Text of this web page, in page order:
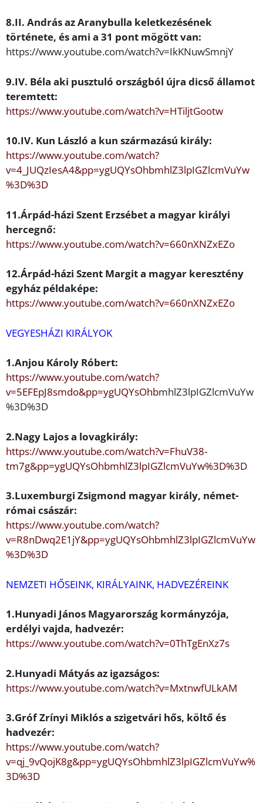
8.II. Andrásaz Aranybulla keletkezésének
története, és ami a 31 pont mögött van:
https://www.youtube.com/watch?v=IkKNuwSmnjY
9.IV. Béla aki pusztuló országból újra dicső államot
teremtett:
https://www.youtube.com/watch?v=HTiljtGootw
10.IV. Kun László a kun származású király:
https://www.youtube.com/watch?
v=4_JUQzIesA4&pp=ygUQYsOhbmhlZ3lpIGZlcmVuYw
%3D%3D
11.Árpád-házi Szent Erzsébeta magyar királyi
hercegnő:
https://www.youtube.com/watch?v=660nXNZxEZo
12.Árpád-házi Szent Margita magyar keresztény
egyház példaképe:
https://www.youtube.com/watch?v=660nXNZxEZo
VEGYESHÁZI KIRÁLYOK
1.Anjou Károly Róbert:
https://www.youtube.com/watch?
v=5EFEpJ8smdo&pp=ygUQYsOhbmhlZ3lpIGZlcmVuYw
%3D%3D
2.Nagy Lajosa lovagkirály:
https://www.youtube.com/watch?v=FhuV38-
tm7g&pp=ygUQYsOhbmhlZ3lpIGZlcmVuYw%3D%3D
3.Luxemburgi Zsigmond magyar király, német-
római császár:
https://www.youtube.com/watch?
v=R8nDwq2E1jY&pp=ygUQYsOhbmhlZ3lpIGZlcmVuYw
%3D%3D
NEMZETI HŐSEINK, KIRÁLYAINK, HADVEZÉREINK
1.Hunyadi János Magyarország kormányzója,
erdélyi vajda, hadvezér:
https://www.youtube.com/watch?v=0ThTgEnXz7s
2.Hunyadi Mátyásaz igazságos:
https://www.youtube.com/watch?v=MxtnwfULkAM
3.GrófZrínyi Miklósa szigetvári hős, költő és
hadvezér:
https://www.youtube.com/watch?
v=qj_9vQojK8g&pp=ygUQYsOhbmhlZ3lpIGZlcmVuYw%
3D%3D